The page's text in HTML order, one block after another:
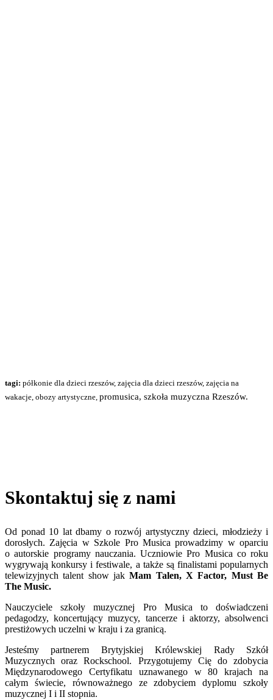
tagi: półkonie dla dzieci rzeszów, zajęcia dla dzieci rzeszów, zajęcia na
wakacje, obozy artystyczne, promusica, szkoła muzyczna Rzeszów.
Skontaktuj się z nami
Od ponad 10 lat dbamy o rozwój artystyczny dzieci, młodzieży i
dorosłych. Zajęcia w Szkole Pro Musica prowadzimy w oparciu
o autorskie programy nauczania. Uczniowie Pro Musica co roku
wygrywają konkursy i festiwale, a także są finalistami popularnych
telewizyjnych talent show jakMam Talen, X Factor, Must Be
The Music.
Nauczyciele szkoły muzycznej Pro Musica to doświadczeni
pedagodzy, koncertujący muzycy, tancerze i aktorzy, absolwenci
prestiżowych uczelni w kraju i za granicą.
Jesteśmy partnerem Brytyjskiej Królewskiej Rady Szkół
Muzycznych oraz Rockschool. Przygotujemy Cię do zdobycia
Międzynarodowego Certyfikatu uznawanego w 80 krajach na
całym świecie, równoważnego ze zdobyciem dyplomu szkoły
muzycznej I i II stopnia.